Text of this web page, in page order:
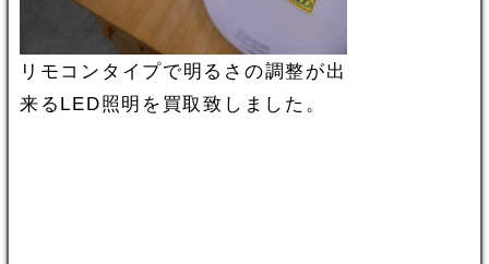
リモコンタイプで明るさの調整が出
来るLED照明を買取致しました。